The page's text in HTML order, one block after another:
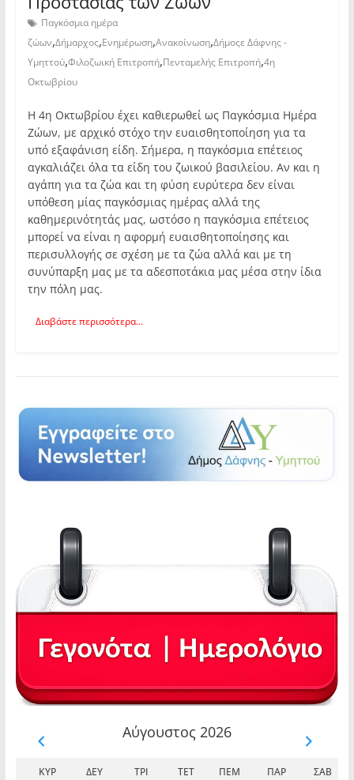
Παγκόσμια ημέρα
ζώων,Δήμαρχος,Ενημέρωση,Ανακοίνωση,Δήμοςε Δάφνης -
Υμηττού,Φιλοζωική Επιτροπή,Πενταμελής Επιτροπή,4η
Οκτωβρίου
Η 4η Οκτωβρίου έχει καθιερωθεί ως Παγκόσμια Ημέρα
Ζώων, με αρχικό στόχο την ευαισθητοποίηση για τα
υπό εξαφάνιση είδη. Σήμερα, η παγκόσμια επέτειος
αγκαλιάζει όλα τα είδη του ζωικού βασιλείου. Αν και η
αγάπη για τα ζώα και τη φύση ευρύτερα δεν είναι
υπόθεση μίας παγκόσμιας ημέρας αλλά της
καθημερινότητάς μας, ωστόσο η παγκόσμια επέτειος
μπορεί να είναι η αφορμή ευαισθητοποίησης και
περισυλλογής σε σχέση με τα ζώα αλλά και με τη
συνύπαρξη μας με τα αδεσποτάκια μας μέσα στην ίδια
την πόλη μας.
Διαβάστε περισσότερα...
Αύγουστος 2026
ΚΥΡ ΔΕΥ ΤΡΊ ΤΕΤ ΠΈΜ ΠΑΡ ΣΆΒ